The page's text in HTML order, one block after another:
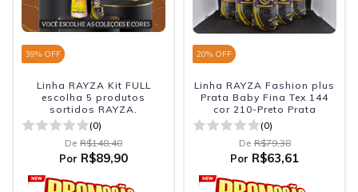
39% OFF
Linha RAYZA Kit FULL
escolha 5 produtos
sortidos RAYZA.
(0)
De R$148,40
Por R$89,90
20% OFF
Linha RAYZA Fashion plus
Prata Baby Fina Tex 144
cor 210-Preto Prata
(0)
De R$79,38
Por R$63,61